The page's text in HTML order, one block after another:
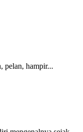
pelan, hampir...